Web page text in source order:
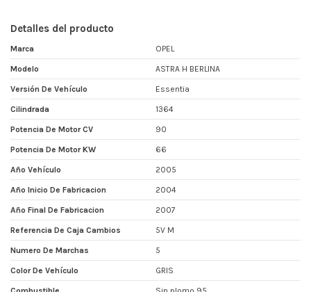
Detalles del producto
Marca OPEL
Modelo ASTRA H BERLINA
Versión De Vehículo Essentia
Cilindrada 1364
Potencia De Motor CV 90
Potencia De Motor KW 66
Año Vehículo 2005
Año Inicio De Fabricacion 2004
Año Final De Fabricacion 2007
Referencia De Caja Cambios 5V M
Numero De Marchas 5
Color De Vehículo GRIS